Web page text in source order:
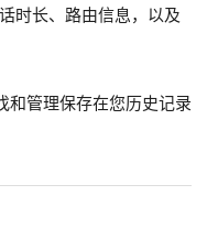
时长、路由信息，以及
和管理保存在您历史记录